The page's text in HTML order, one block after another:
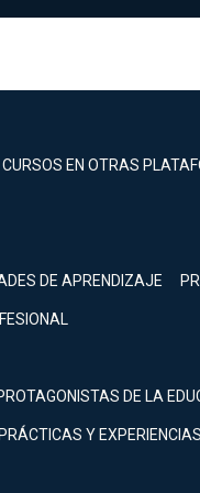
CURSOS EN OTRAS
DE APRENDIZAJE
DE LA
Y EXPERIENCIAS